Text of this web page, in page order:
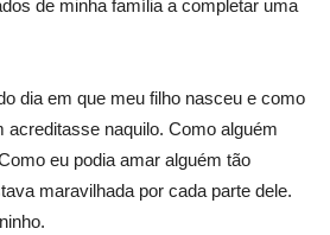
de minha família a completar uma
dia em que meu filho nasceu e como
acreditasse naquilo. Como alguém
eu podia amar alguém tão
maravilhada por cada parte dele.